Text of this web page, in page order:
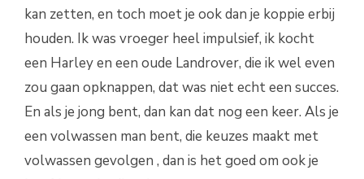
kan zetten, en toch moet je ook dan je koppie erbij
houden. Ik was vroeger heel impulsief, ik kocht
een Harley en een oude Landrover, die ik wel even
zou gaan opknappen, dat was niet echt een succes.
En als je jong bent, dan kan dat nog een keer. Als je
een volwassen man bent, die keuzes maakt met
volwassen gevolgen , dan is het goed om ook je